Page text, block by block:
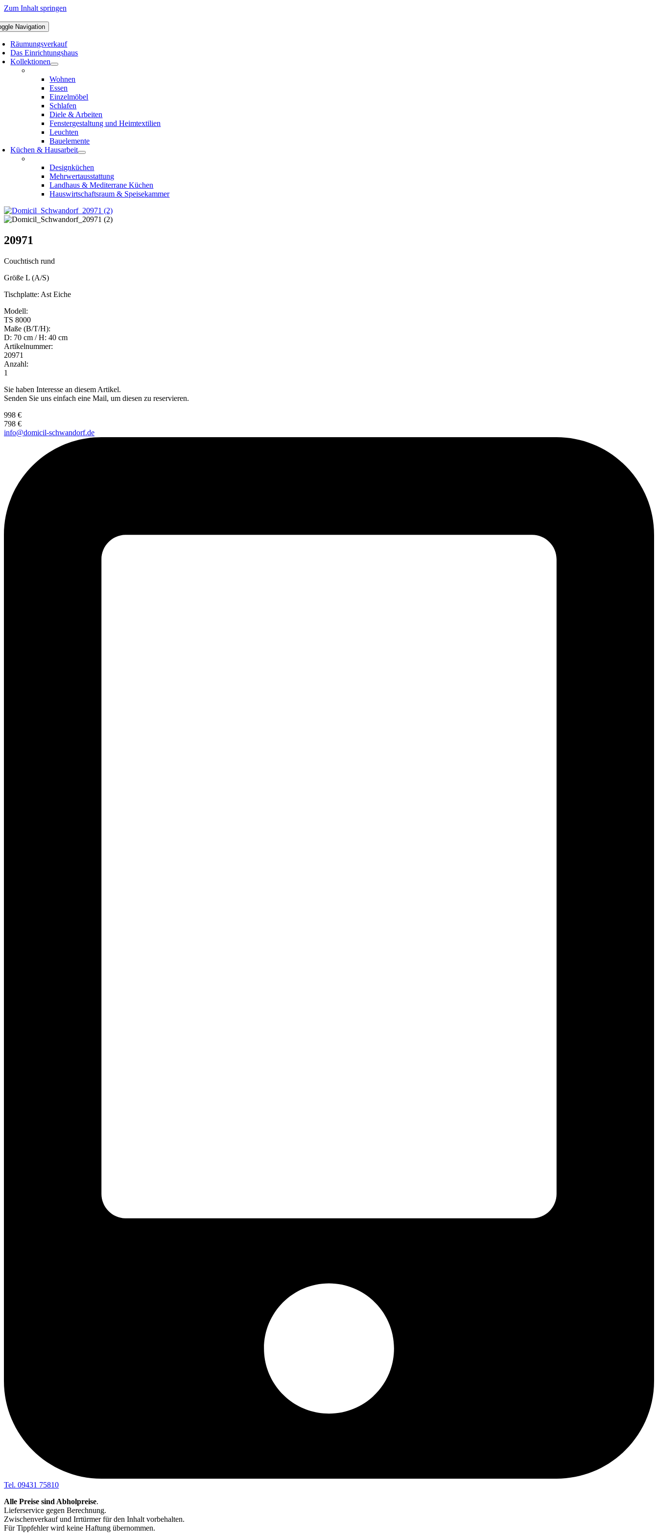
Zum Inhalt springen
Navigation
Räumungsverkauf
Das Einrichtungshaus
Kollektionen
Wohnen
Essen
Einzelmöbel
Schlafen
Diele & Arbeiten
Fenstergestaltung und Heimtextilien
Leuchten
Bauelemente
Küchen & Hausarbeit
Designküchen
Mehrwertausstattung
Landhaus & Mediterrane Küchen
Hauswirtschaftsraum & Speisekammer
20971
Couchtisch rund
Größe L (A/S)
Tischplatte: Ast Eiche
Modell:
TS 8000
Maße (B/T/H):
D: 70 cm / H: 40 cm
Artikelnummer:
20971
Anzahl:
1
Sie haben Interesse an diesem Artikel.
Senden Sie uns einfach eine Mail, um diesen zu reservieren.
998 €
798 €
info@domicil-schwandorf.de
Tel. 09431 75810
Alle Preise sind Abholpreise.
Lieferservice gegen Berechnung.
Zwischenverkauf und Irrtürmer für den Inhalt vorbehalten.
Für Tippfehler wird keine Haftung übernommen.